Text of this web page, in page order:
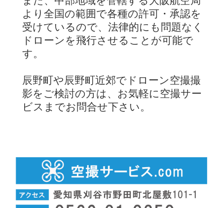
より全国の範囲で各種の許可・承認を
受けているので、法律的にも問題なく
ドローンを飛行させることが可能で
す。
辰野町や辰野町近郊でドローン空撮撮
影をご検討の方は、お気軽に空撮サー
ビスまでお問合せ下さい。